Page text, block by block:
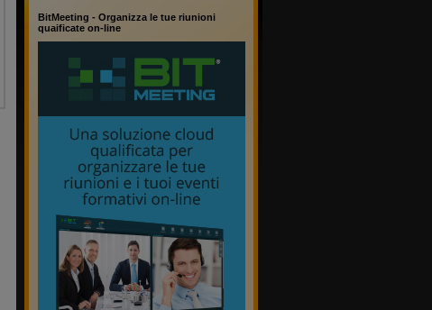
BitMeeting - Organizza le tue riunioni
quaificate on-line